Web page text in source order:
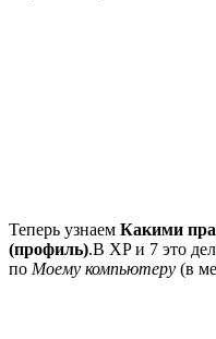
Теперь узнаем Какими
(профиль).В XP и 7 это
по Моему компьютеру (в